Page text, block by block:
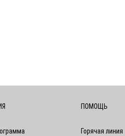
ПОМОЩЬ
Горячая линия